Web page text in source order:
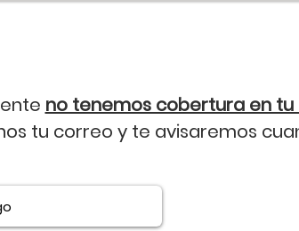
no tenemos cobertura en
tu correo y te avisaremos